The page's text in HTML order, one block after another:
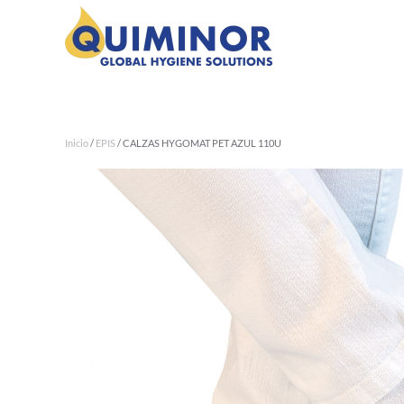
Ir al contenido principal
Inicio/ EPIS/ CALZAS HYGOMAT PET AZUL 110U